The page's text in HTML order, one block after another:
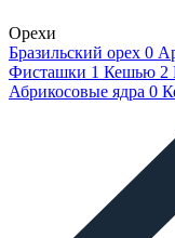
Орехи
Бразильский орех 0
Фисташки 1 Кешью 2
Абрикосовые ядра 0